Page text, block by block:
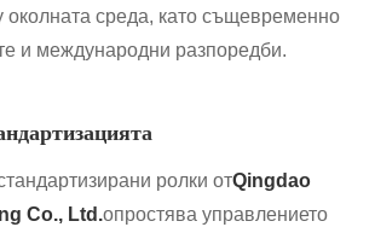
околната среда, като същевременно
и международни разпоредби.
ролки отQingdao
Co., Ltd.опростява управлението